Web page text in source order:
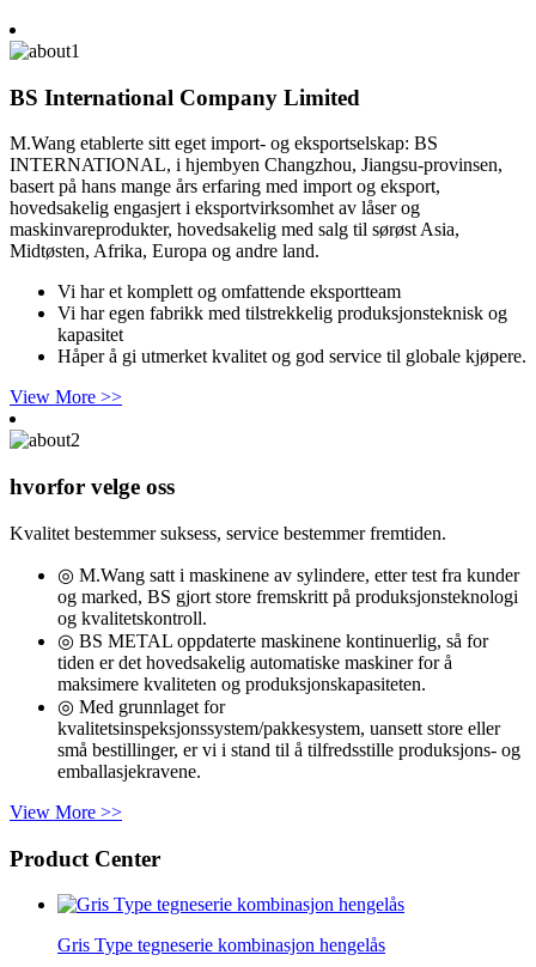
BS International Company Limited
M.Wang etablerte sitt eget import- og eksportselskap: BS
INTERNATIONAL, i hjembyen Changzhou, Jiangsu-provinsen,
basert på hans mange års erfaring med import og eksport,
hovedsakelig engasjert i eksportvirksomhet av låser og
maskinvareprodukter, hovedsakelig med salg til sørøst Asia,
Midtøsten, Afrika, Europa og andre land.
Vi har et komplett og omfattende eksportteam
Vi har egen fabrikk med tilstrekkelig produksjonsteknisk og
kapasitet
Håper å gi utmerket kvalitet og god service til globale kjøpere.
View More >>
hvorfor velge oss
Kvalitet bestemmer suksess, service bestemmer fremtiden.
◎ M.Wang satt i maskinene av sylindere, etter test fra kunder
og marked, BS gjort store fremskritt på produksjonsteknologi
og kvalitetskontroll.
◎ BS METAL oppdaterte maskinene kontinuerlig, så for
tiden er det hovedsakelig automatiske maskiner for å
maksimere kvaliteten og produksjonskapasiteten.
◎ Med grunnlaget for
kvalitetsinspeksjonssystem/pakkesystem, uansett store eller
små bestillinger, er vi i stand til å tilfredsstille produksjons- og
emballasjekravene.
View More >>
Product Center
Gris Type tegneserie kombinasjon hengelås